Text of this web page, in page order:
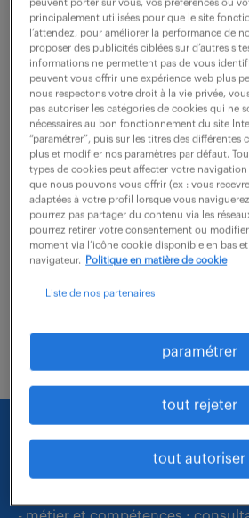
23 février 2026
Corbeil Essonnes (91)
55 000 - 60 000 € / an
Sous la direction de l'IT Manager,
clé d'interface entre les équipes
qualité, maintenance) et les
Vous intervenez sur les
voir l'offre
Nous faisons le maximum pour
qui vous correspond parmi nos
peuvent porter sur vous, vos préférences ou
principalement utilisées pour que le site
l’attendez, pour améliorer la performance de
proposer des publicités ciblées sur d’autres
informations ne permettent pas de vous
peuvent vous offrir une expérience web plus
nous respectons votre droit à la vie privée,
pas autoriser les catégories de cookies qui ne
nécessaires au bon fonctionnement du site
“paramétrer”, puis sur les titres des différentes
plus et modifier nos paramètres par défaut.
types de cookies peut affecter votre navigation
que nous pouvons vous offrir (ex : vous
adaptées à votre profil lorsque vous
pourrez pas partager du contenu via les
pourrez retirer votre consentement ou
moment via l’icône cookie disponible en bas
navigateur.
Politique en matière de cookie
Liste de nos partenaires
paramétrer
tout rejeter
tout autoriser